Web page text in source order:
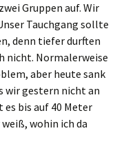
Gruppen auf. Wir
Tauchgang sollte
denn tiefer durften
nicht. Normalerweise
aber heute sank
wir gestern nicht an
bis auf 40 Meter
wohin ich da